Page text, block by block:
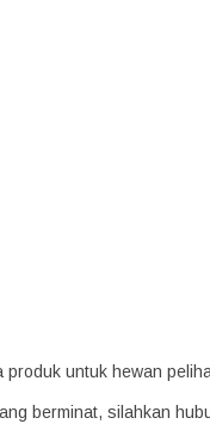
produk untuk hewan
berminat, silahkan